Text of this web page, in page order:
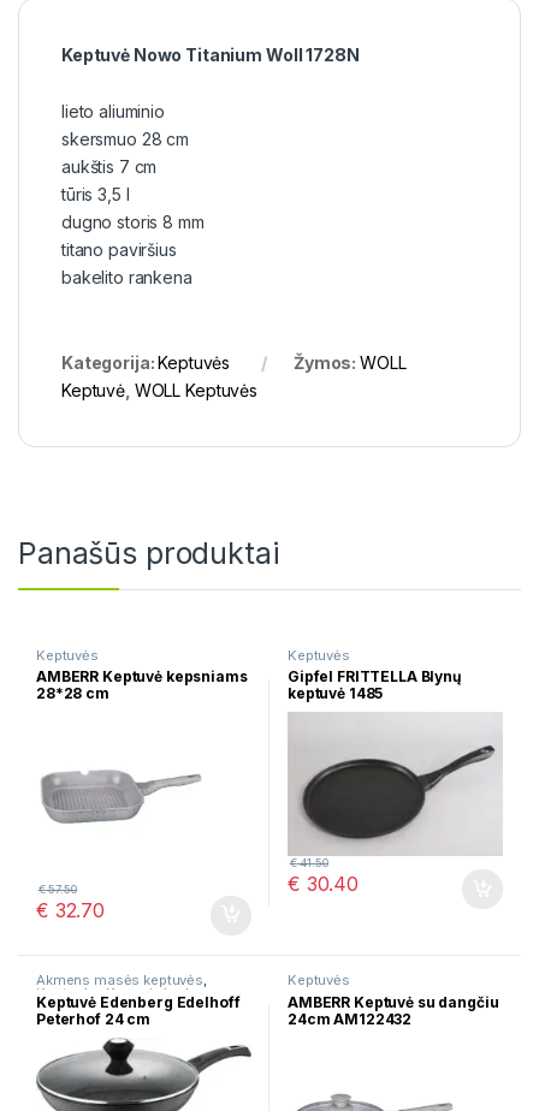
Keptuvė Nowo Titanium Woll 1728N
lieto aliuminio
skersmuo 28 cm
aukštis 7 cm
tūris 3,5 l
dugno storis 8 mm
titano paviršius
bakelito rankena
Kategorija:Keptuvės Žymos: WOLL
Keptuvė WOLL Keptuvės
Panašūs produktai
Keptuvės
AMBERR Keptuvė kepsniams
28*28 cm
€ 32.70
€57.50
Keptuvės
Gipfel FRITTELLA Blynų
keptuvė 1485
€ 30.40
€41.50
Akmens masės keptuvės,
Keptuvės ,Keraminės dangos
keptuvės
Keptuvė Edenberg Edelhoff
Peterhof 24 cm
Keptuvės
AMBERR Keptuvė su dangčiu
24cm AM122432